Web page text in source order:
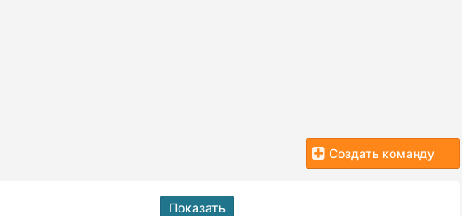
Создать команду
Показать